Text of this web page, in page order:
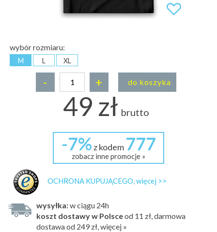
wybór rozmiaru:
M L XL
- + do koszyka
49 zł brutto
-7% z kodem 777
zobacz inne promocje »
OCHRONA KUPUJĄCEGO, więcej >>
wysyłka:w ciągu 24h
koszt dostawy w Polsceod 11 zł, darmowa
dostawa od 249 zł, więcej »